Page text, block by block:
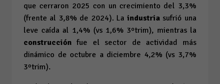
que cerraron 2025 con un crecimiento del 3,3%
(frente al 3,8% de 2024). La industriasufrió una
leve caída al 1,4% (vs 1,6% 3ºtrim), mientras la
construcción fue el sector de actividad más
dinámico de octubre a diciembre 4,2% (vs 3,7%
3ºtrim).